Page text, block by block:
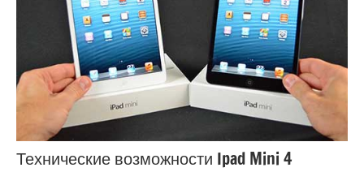
Технические возможности Ipad Mini 4